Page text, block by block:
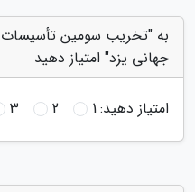
به "تخریب سومین تأسیسات
جهانی یزد" امتیاز دهید
امتیاز دهید:1
2
3